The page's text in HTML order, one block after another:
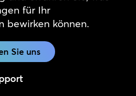
für Ihr
bewirken können.
Sie uns